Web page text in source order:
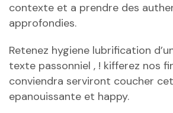
contexte et a prendre des
approfondies.
Retenez hygiene lubrification
texte passonniel , ! kifferez nos
conviendra serviront coucher
epanouissante et happy.